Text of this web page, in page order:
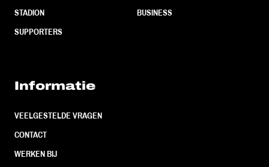
STADION
SUPPORTERS
BUSINESS
Informatie
VEELGESTELDE VRAGEN
CONTACT
WERKEN BIJ